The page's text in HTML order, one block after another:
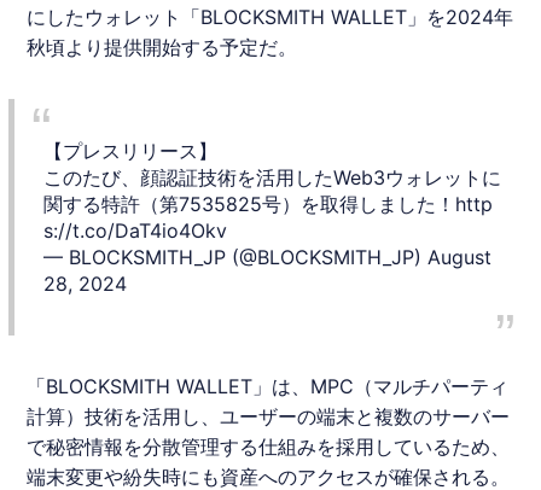
にしたウォレット「BLOCKSMITH WALLET」を2024年
秋頃より提供開始する予定だ。
【プレスリリース】
このたび、顔認証技術を活用したWeb3ウォレットに
関する特許（第7535825号）を取得しました！ http
s://t.co/DaT4io4Okv
— BLOCKSMITH_JP (@BLOCKSMITH_JP) August
28, 2024
「BLOCKSMITH WALLET」は、MPC（マルチパーティ
計算）技術を活用し、ユーザーの端末と複数のサーバー
で秘密情報を分散管理する仕組みを採用しているため、
端末変更や紛失時にも資産へのアクセスが確保される。